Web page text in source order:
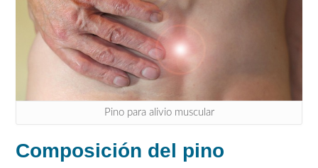
Pino para alivio muscular
Composición del pino